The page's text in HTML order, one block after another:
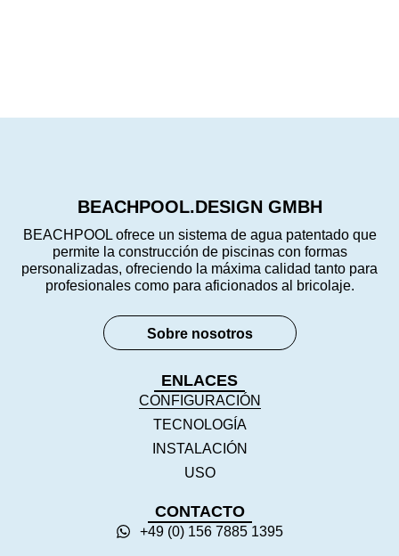
BEACHPOOL.DESIGN GMBH
BEACHPOOL ofrece un sistema de agua patentado que
permite la construcción de piscinas con formas
personalizadas, ofreciendo la máxima calidad tanto para
profesionales como para aficionados al bricolaje.
Sobre nosotros
ENLACES
CONFIGURACIÓN
TECNOLOGÍA
INSTALACIÓN
USO
CONTACTO
+49 (0) 156 7885 1395